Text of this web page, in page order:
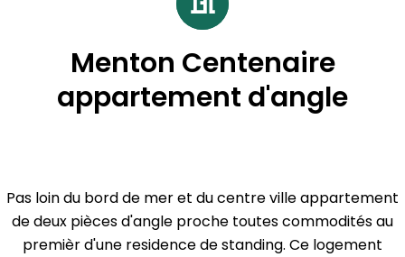
Menton Centenaire
appartement d'angle
Pas loin du bord de mer et du centre ville appartement
de deux pièces d'angle proche toutes commodités au
premièr d'une residence de standing. Ce logement